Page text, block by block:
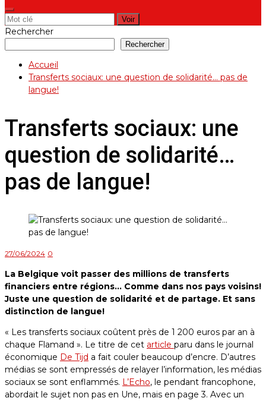
Rechercher:
Rechercher
Rechercher
Accueil
Transferts sociaux: une question de solidarité… pas de
langue!
Transferts sociaux: une
question de solidarité…
pas de langue!
27/06/2024 0
La Belgique voit passer des millions de transferts
financiers entre régions… Comme dans nos pays voisins!
Juste une question de solidarité et de partage. Et sans
distinction de langue!
« Les transferts sociaux coûtent près de 1 200 euros par an à
chaque Flamand ». Le titre de cet article paru dans le journal
économique De Tijd a fait couler beaucoup d’encre. D’autres
médias se sont empressés de relayer l’information, les médias
sociaux se sont enflammés. L’Echo, le pendant francophone,
abordait le sujet non pas en Une, mais en page 3. Avec un